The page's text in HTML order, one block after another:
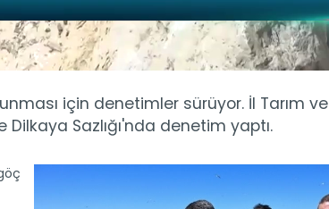
için denetimler sürüyor. İl Tarım ve
Dilkaya Sazlığı'nda denetim yaptı.